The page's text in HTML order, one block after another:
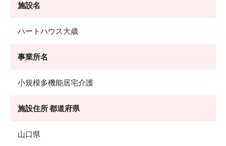
施設名
ハートハウス大歳
事業所名
小規模多機能居宅介護
施設住所 都道府県
山口県